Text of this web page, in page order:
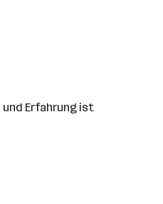
und Erfahrung ist